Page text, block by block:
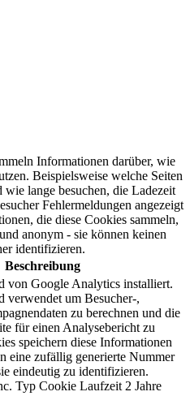
Informationen darüber, wie
Beispielsweise welche Seiten
lange besuchen, die Ladezeit
Fehlermeldungen angezeigt
die diese Cookies sammeln,
anonym - sie können keinen
identifizieren.
Beschreibung
von Google Analytics installiert.
verwendet um Besucher-,
zu berechnen und die
für einen Analysebericht zu
speichern diese Informationen
eine zufällig generierte Nummer
eindeutig zu identifizieren.
Typ Cookie Laufzeit 2 Jahre